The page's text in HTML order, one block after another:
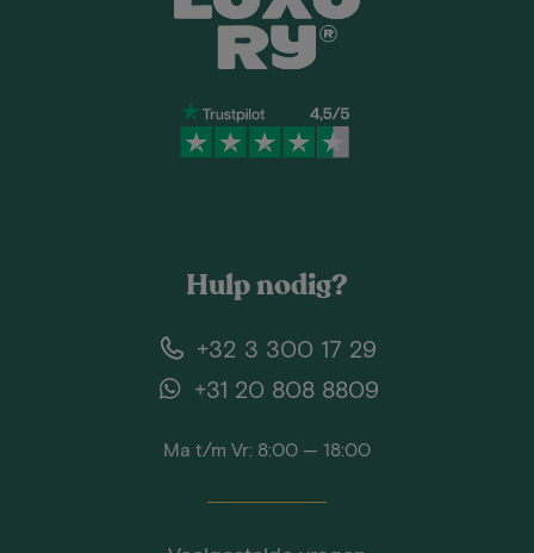
Hulp nodig?
+32 3 300 17 29
+31 20 808 8809
Ma t/m Vr: 8:00 — 18:00